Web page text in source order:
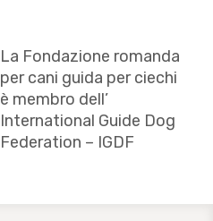
La Fondazione romanda
per cani guida per ciechi
è membro dell’
International Guide Dog
Federation – IGDF